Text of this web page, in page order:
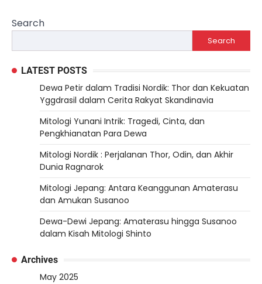
Search
Search
LATEST POSTS
Dewa Petir dalam Tradisi Nordik: Thor dan Kekuatan
Yggdrasil dalam Cerita Rakyat Skandinavia
Mitologi Yunani Intrik: Tragedi, Cinta, dan
Pengkhianatan Para Dewa
Mitologi Nordik : Perjalanan Thor, Odin, dan Akhir
Dunia Ragnarok
Mitologi Jepang: Antara Keanggunan Amaterasu
dan Amukan Susanoo
Dewa-Dewi Jepang: Amaterasu hingga Susanoo
dalam Kisah Mitologi Shinto
Archives
May 2025